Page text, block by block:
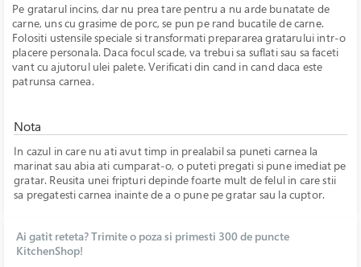
Pe gratarul incins, dar nu prea tare pentru a nu arde bunatate de
carne, uns cu grasime de porc, se pun pe rand bucatile de carne.
Folositi ustensile speciale si transformati prepararea gratarului intr-o
placere personala. Daca focul scade, va trebui sa suflati sau sa faceti
vant cu ajutorul ulei palete. Verificati din cand in cand daca este
patrunsa carnea.
Nota
In cazul in care nu ati avut timp in prealabil sa puneti carnea la
marinat sau abia ati cumparat-o, o puteti pregati si pune imediat pe
gratar. Reusita unei fripturi depinde foarte mult de felul in care stii
sa pregatesti carnea inainte de a o pune pe gratar sau la cuptor.
Ai gatit reteta? Trimite o poza si primesti 300 de puncte
KitchenShop!